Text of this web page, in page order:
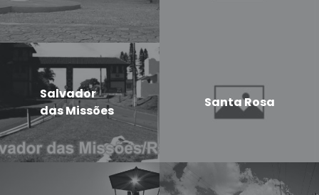
Salvador
das Missões
Santa Rosa